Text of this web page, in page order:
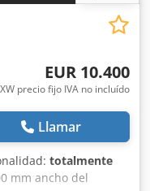
EUR 10.400
precio fijo IVA no incluído
Llamar
totalmente
mm ancho del